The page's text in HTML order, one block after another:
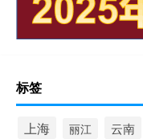
标签
上海 丽江 云南